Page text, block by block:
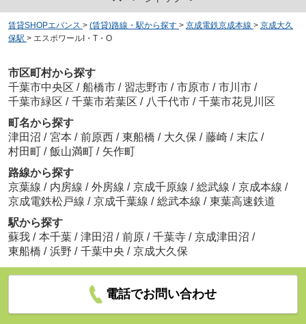
賃貸SHOPエバンス > (賃貸)路線・駅から探す > 京成電鉄京成本線 > 京成大久
保駅 > エスポワールI・T・O
市区町村から探す
千葉市中央区 / 船橋市 / 習志野市 / 市原市 / 市川市 /
千葉市緑区 / 千葉市若葉区 / 八千代市 / 千葉市花見川区
町名から探す
津田沼 / 宮本 / 前原西 / 東船橋 / 大久保 / 藤崎 / 末広 /
村田町 / 飯山満町 / 矢作町
路線から探す
京葉線 / 内房線 / 外房線 / 京成千原線 / 総武線 / 京成本線 /
京成電鉄松戸線 / 京成千葉線 / 総武本線 / 東葉高速鉄道
駅から探す
蘇我 / 本千葉 / 津田沼 / 前原 / 千葉寺 / 京成津田沼 /
東船橋 / 浜野 / 千葉中央 / 京成大久保
電話でお問い合わせ